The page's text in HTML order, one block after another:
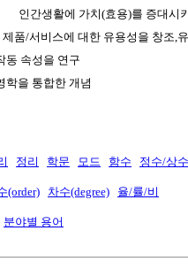
인간생활에 가치(효용)를 증대시
제품/서비스에 대한 유용성을 창조,
동 속성을 연구
학을 통합한 개념
정리 학문 모드 함수 정수/상수
(order) 차수(degree) 율/률/비
분야별 용어